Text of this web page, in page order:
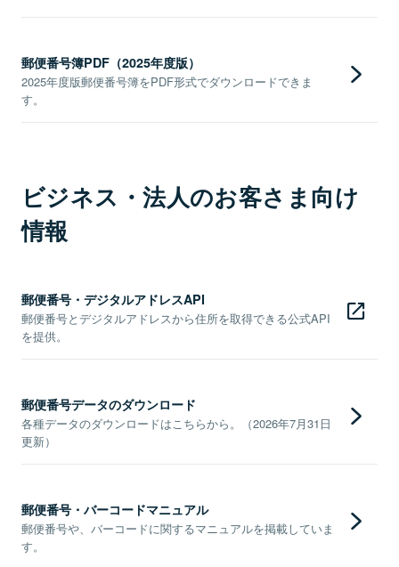
郵便番号簿PDF（2025年度版）
2025年度版郵便番号簿をPDF形式でダウンロードできま
す。
ビジネス・法人のお客さま向け
情報
郵便番号・デジタルアドレスAPI
郵便番号とデジタルアドレスから住所を取得できる公式API
を提供。
郵便番号データのダウンロード
各種データのダウンロードはこちらから。（2026年7月31日
更新）
郵便番号・バーコードマニュアル
郵便番号や、バーコードに関するマニュアルを掲載していま
す。